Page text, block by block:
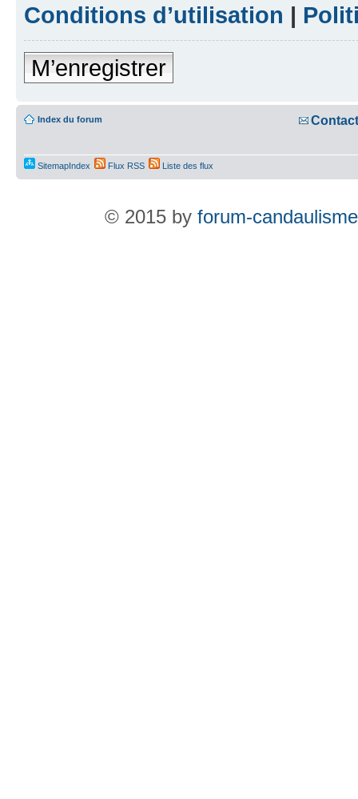
Conditions d’utilisation |
M’enregistrer
Index du forum Contact
SitemapIndex Flux RSS Liste des flux
© 2015 by forum-